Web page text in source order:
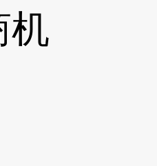
机